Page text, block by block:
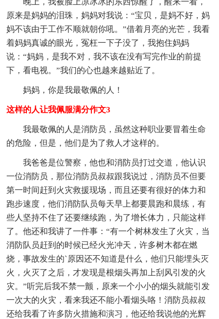
原来是妈妈的泪珠，妈妈对我说：“宝贝，是妈不好，妈
妈不该由于工作不顺就朝你吼。”借着月亮的光芒，我看
着妈妈真诚的眼光，冤枉一下子没了，我抱住妈妈
说：“妈妈，是我不对，我不该在没有写完作业的前提
下，看电视。”我们的心也越来越贴近了。
妈妈，你是我最敬佩的人！
这样的人让我佩服满分作文3
我最敬佩的人是消防员，虽然这种职业要冒着生命
的危险，但是，他们是为了救人才这样的。
我爸爸是位警察，他也和消防员打过交道，他认识
一位消防员，那位消防员叔叔跟我说过，消防员不但要
第一时间赶到火灾救援现场，而且还要有很好的体力和
跑步速度，他们消防队员每天早上都要晨跑和晨练，有
些人坚持不住了还要继续跑，为了增长体力，只能这样
了。他还和我讲了一件事：“有一个树林发生了火灾，当
消防队员赶到的时候已经火光冲天，许多树木都在燃
烧，事故发生的`原因还不知道是什么，他们只能埋头灭
火，火灭了之后，才发现是根烟头再加上刮风引发的火
灾。”听完后我不禁一颤，原来一个小小的烟头就能引发
一次大的火灾，看来我还不能小看烟头咯！消防员叔叔
还给我看了许多防火措施和演习，他还给我说他的光辉